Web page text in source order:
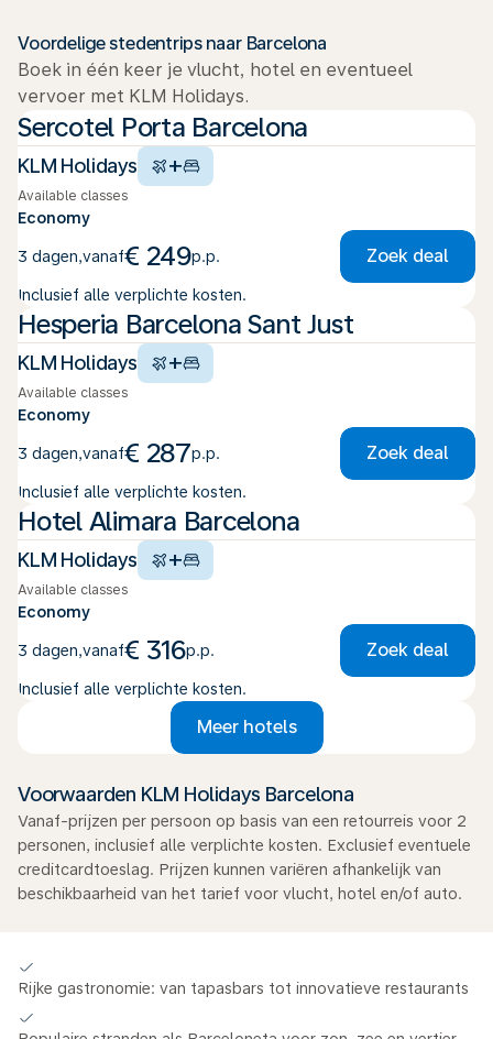
samen.
Voordelige stedentrips naar Barcelona
Boek in één keer je vlucht, hotel en eventueel
vervoer met KLM Holidays.
Sercotel Porta Barcelona
KLM Holidays +
Available classes
Economy
3 dagen,vanaf€ 249p.p. Zoek deal
Inclusief alle verplichte kosten.
Hesperia Barcelona Sant Just
KLM Holidays +
Available classes
Economy
3 dagen,vanaf€ 287p.p. Zoek deal
Inclusief alle verplichte kosten.
Hotel Alimara Barcelona
KLM Holidays +
Available classes
Economy
3 dagen,vanaf€ 316p.p. Zoek deal
Inclusief alle verplichte kosten.
Meer hotels
Voorwaarden KLM Holidays Barcelona
Vanaf-prijzen per persoon op basis van een retourreis voor 2
personen, inclusief alle verplichte kosten. Exclusief eventuele
creditcardtoeslag. Prijzen kunnen variëren afhankelijk van
beschikbaarheid van het tarief voor vlucht, hotel en/of auto.
Rijke gastronomie: van tapasbars tot innovatieve restaurants